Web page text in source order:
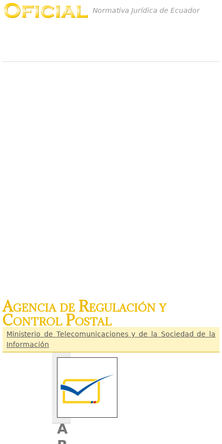
Normativa Jurídica de Ecuador
Agencia de Regulación y
Control Postal
Ministerio de Telecomunicaciones y de la Sociedad de la
Información
A